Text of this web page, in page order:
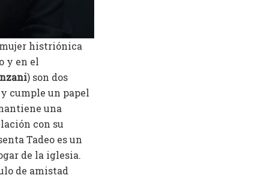
mujer histriónica
y en el
) son dos
cumple un papel
una
con su
Tadeo es un
de la iglesia.
de amistad